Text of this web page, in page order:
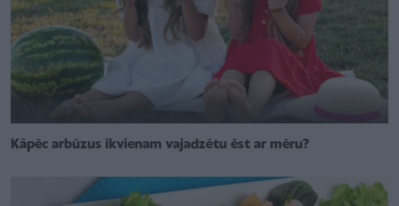
Kāpēc arbūzus ikvienam vajadzētu ēst ar mēru?